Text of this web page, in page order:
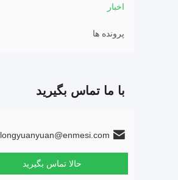
اخبار
پرونده ها
با ما تماس بگیرید
longyuanyuan@enmesi.com
حالا تماس بگیرید